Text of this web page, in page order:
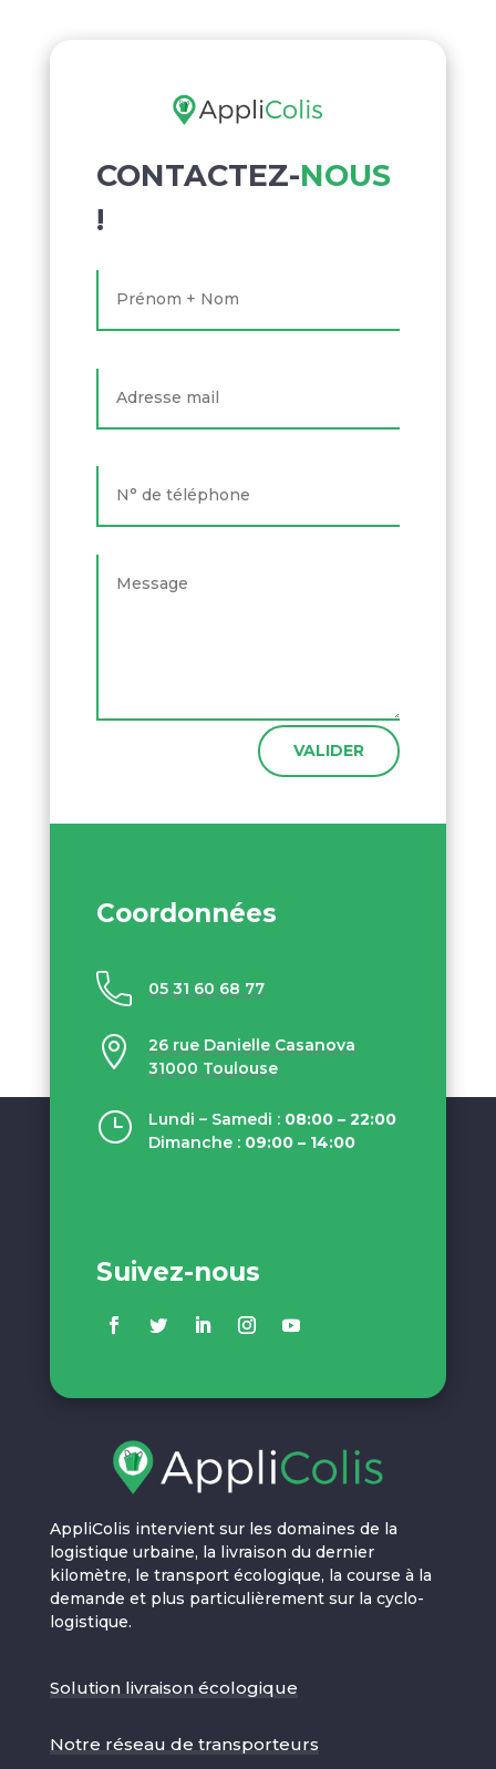
CONTACTEZ-NOUS
!
VALIDER
Coordonnées
05 31 60 68 77

26 rue Danielle Casanova
31000 Toulouse
} Lundi – Samedi : 08:00 – 22:00
Dimanche : 09:00 – 14:00
Suivez-nous
AppliColis intervient sur les domaines de la
logistique urbaine, la livraison du dernier
kilomètre, le transport écologique, la course à la
demande et plus particulièrement sur la cyclo-
logistique.
Solution livraison écologique
Notre réseau de transporteurs